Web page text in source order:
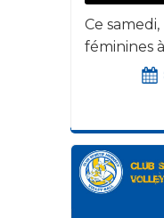
Ce
féminines